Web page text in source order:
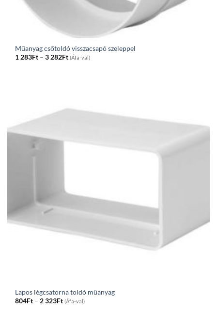
Műanyag csőtoldó visszacsapó szeleppel
1 283Ft – 3 282FtPrice
range:
(Áfa-val)
Lapos légcsatorna toldó műanyag
804Ft – 2 323FtPrice
range:
(Áfa-val)